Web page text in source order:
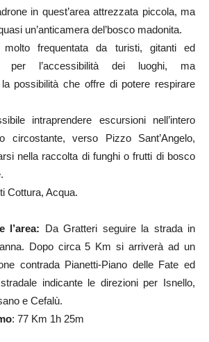
in quest’area attrezzata piccola, ma
un’anticamera del’bosco madonita.
frequentata da turisti, gitanti ed
per l’accessibilità dei luoghi, ma
possibilità che offre di potere respirare
intraprendere escursioni nell’intero
circostante, verso Pizzo Sant’Angelo,
nella raccolta di funghi o frutti di bosco
Cottura, Acqua.
l’area: Da Gratteri seguire la strada in
Dopo circa 5 Km si arriverà ad un
contrada Pianetti-Piano delle Fate ed
indicante le direzioni per Isnello,
e Cefalù.
: 77 Km 1h 25m